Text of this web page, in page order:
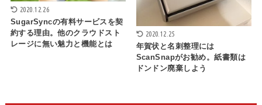
2020.12.26
SugarSyncの有料サービスを契
約する理由。他のクラウドスト
レージに無い魅力と機能とは
2020.12.25
年賀状と名刺整理には
ScanSnapがお勧め。紙書類は
ドンドン廃棄しよう